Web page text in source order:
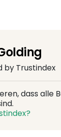
by Trustindex
dass alle